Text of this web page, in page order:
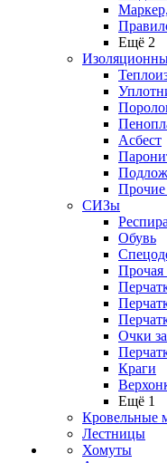
Ещё 2
Асбест
Прочие
СИЗы
Обувь
Прочая
Очки
Краги
Ещё 1
Кровельные
Лестницы
Хомуты